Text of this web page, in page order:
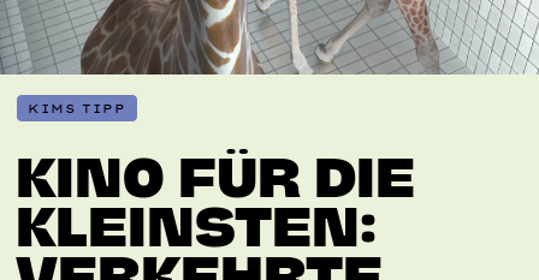
KIMS TIPP
KINO FÜR DIE
KLEINSTEN: